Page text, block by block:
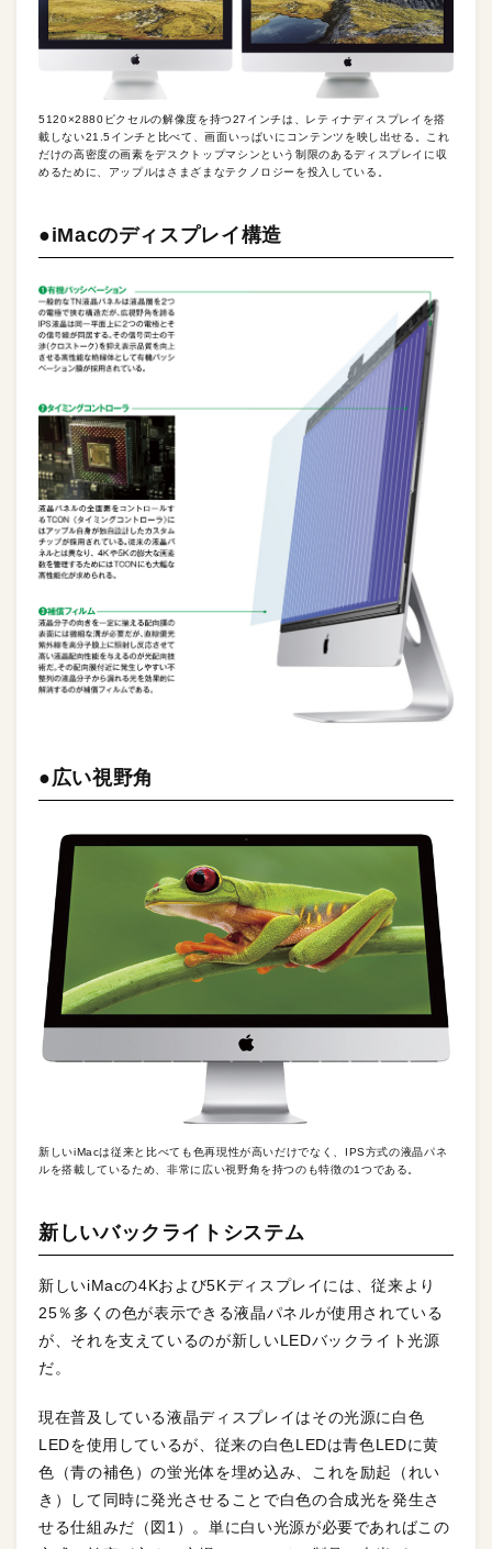
5120×2880ピクセルの解像度を持つ27インチは、レティナディスプレイを搭
載しない21.5インチと比べて、画面いっぱいにコンテンツを映し出せる。これ
だけの高密度の画素をデスクトップマシンという制限のあるディスプレイに収
めるために、アップルはさまざまなテクノロジーを投入している。
●iMacのディスプレイ構造
●広い視野角
新しいiMacは従来と比べても色再現性が高いだけでなく、IPS方式の液晶パネ
ルを搭載しているため、非常に広い視野角を持つのも特徴の1つである。
新しいバックライトシステム
新しいiMacの4Kおよび5Kディスプレイには、従来より
25％多くの色が表示できる液晶パネルが使用されている
が、それを支えているのが新しいLEDバックライト光源
だ。
現在普及している液晶ディスプレイはその光源に白色
LEDを使用しているが、従来の白色LEDは青色LEDに黄
色（青の補色）の蛍光体を埋め込み、これを励起（れい
き）して同時に発光させることで白色の合成光を発生さ
せる仕組みだ（図1）。単に白い光源が必要であればこの